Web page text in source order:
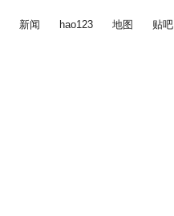
新闻 hao123 地图 贴吧